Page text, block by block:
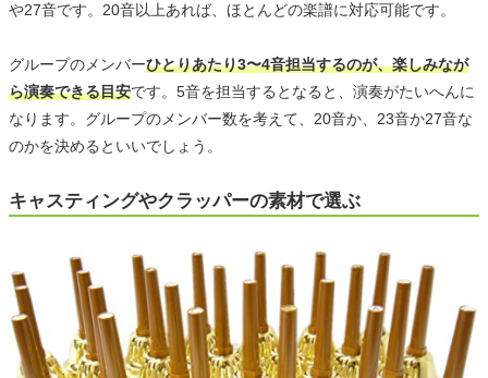
や27音です。20音以上あれば、ほとんどの楽譜に対応可能です。
グループのメンバーひとりあたり3〜4音担当するのが、楽しみなが
ら演奏できる目安です。5音を担当するとなると、演奏がたいへんに
なります。グループのメンバー数を考えて、20音か、23音か27音な
のかを決めるといいでしょう。
キャスティングやクラッパーの素材で選ぶ